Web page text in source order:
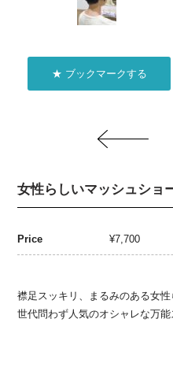
★ ブックマークする
女性らしいマッシュショ
Price ¥7,700
襟足スッキリ、まるみのある女性
世代問わず人気のオシャレな万能